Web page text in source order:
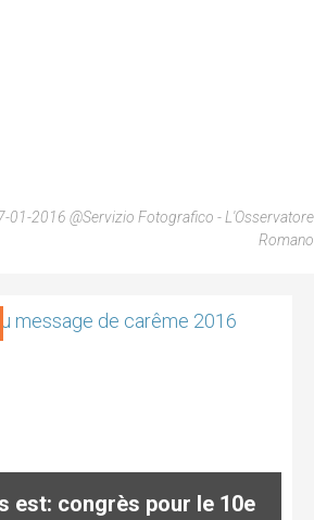
01-2016 @Servizio Fotografico - L'Osservatore
Romano
est: congrès pour le 10e